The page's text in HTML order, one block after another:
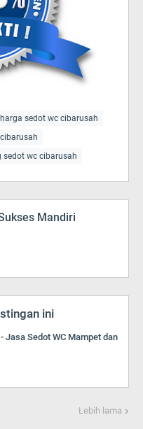
harga sedot wc cibarusah
sedot wc cibarusah
Mandiri
ini
Jasa Sedot WC Mampet dan
Lebih lama